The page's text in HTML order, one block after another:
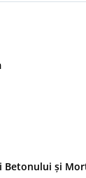
și
Betonului și